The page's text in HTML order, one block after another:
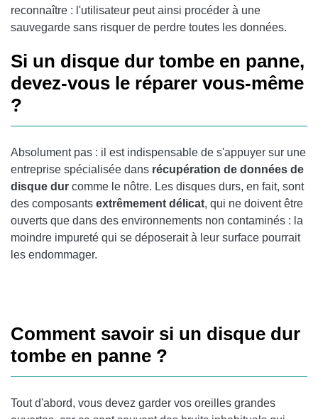
reconnaître : l'utilisateur peut ainsi procéder à une
sauvegarde sans risquer de perdre toutes les données.
Si un disque dur tombe en panne,
devez-vous le réparer vous-même
?
Absolument pas : il est indispensable de s'appuyer sur une
entreprise spécialisée dans récupération de données de
disque dur comme le nôtre. Les disques durs, en fait, sont
des composants extrêmement délicat, qui ne doivent être
ouverts que dans des environnements non contaminés : la
moindre impureté qui se déposerait à leur surface pourrait
les endommager.
Comment savoir si un disque dur
tombe en panne ?
Tout d'abord, vous devez garder vos oreilles grandes